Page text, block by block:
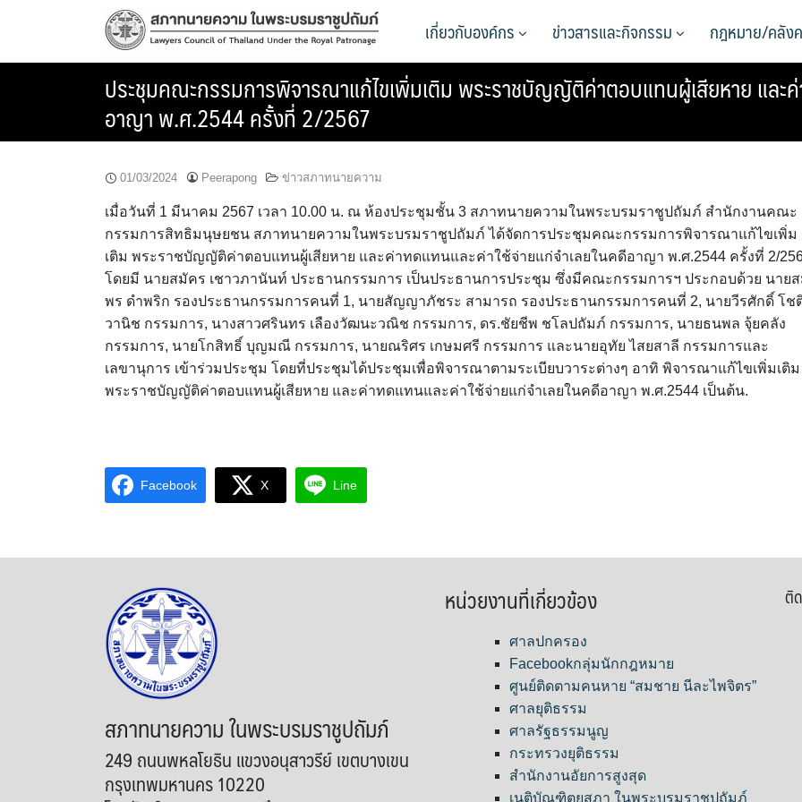
เกี่ยวกับองค์กร ข่าวสารและกิจกรรม กฎหมาย/คลัง
ประชุมคณะกรรมการพิจารณาแก้ไขเพิ่มเติม พระราชบัญญัติค่าตอบแทนผู้เสียหาย และค่
อาญา พ.ศ.2544 ครั้งที่ 2/2567
01/03/2024 Peerapong ข่าวสภาทนายความ
เมื่อวันที่ 1 มีนาคม 2567 เวลา 10.00 น. ณ ห้องประชุมชั้น 3 สภาทนายความในพระบรมราชูปถัมภ์ สำนักงานคณะ
กรรมการสิทธิมนุษยชน สภาทนายความในพระบรมราชูปถัมภ์ ได้จัดการประชุมคณะกรรมการพิจารณาแก้ไขเพิ่ม
เติม พระราชบัญญัติค่าตอบแทนผู้เสียหาย และค่าทดแทนและค่าใช้จ่ายแก่จำเลยในคดีอาญา พ.ศ.2544 ครั้งที่ 2/
โดยมี นายสมัคร เชาวภานันท์ ประธานกรรมการ เป็นประธานการประชุม ซึ่งมีคณะกรรมการฯ ประกอบด้วย นายส
พร ดำพริก รองประธานกรรมการคนที่ 1, นายสัญญาภัชระ สามารถ รองประธานกรรมการคนที่ 2, นายวีรศักดิ์ โช
วานิช กรรมการ, นางสาวศรินทร เลืองวัฒนะวณิช กรรมการ, ดร.ชัยชีพ ชโลปถัมภ์ กรรมการ, นายธนพล จุ้ยคลัง
กรรมการ, นายโกสิทธิ์ บุญมณี กรรมการ, นายณริศร เกษมศรี กรรมการ และนายอุทัย ไสยสาลี กรรมการและ
เลขานุการ เข้าร่วมประชุม โดยที่ประชุมได้ประชุมเพื่อพิจารณาตามระเบียบวาระต่างๆ อาทิ พิจารณาแก้ไขเพิ่มเติม
พระราชบัญญัติค่าตอบแทนผู้เสียหาย และค่าทดแทนและค่าใช้จ่ายแก่จำเลยในคดีอาญา พ.ศ.2544 เป็นต้น.
Facebook X Line
สภาทนายความ ในพระบรมราชูปถัมภ์
249 ถนนพหลโยธิน แขวงอนุสาวรีย์ เขตบางเขน
กรุงเทพมหานคร 10220
หน่วยงานที่เกี่ยวข้อง
ศาลปกครอง
Facebookกลุ่มนักกฎหมาย
ศูนย์ติดตามคนหาย “สมชาย นีละไพจิตร”
ศาลยุติธรรม
ศาลรัฐธรรมนูญ
กระทรวงยุติธรรม
สำนักงานอัยการสูงสุด
เนติบัณฑิตยสภา ในพระบรมราชูปถัมภ์
ติ